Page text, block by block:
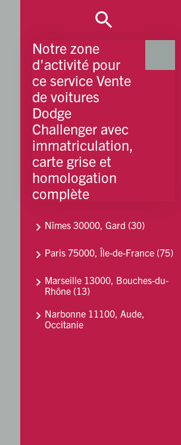
Notre zone
d'activité pour
ce service Vente
de voitures
Dodge
Challenger avec
immatriculation,
carte grise et
homologation
complète
Nîmes 30000, Gard (30)
Paris 75000, Île-de-France (75)
Marseille 13000, Bouches-du-
Rhône (13)
Narbonne 11100, Aude,
Occitanie